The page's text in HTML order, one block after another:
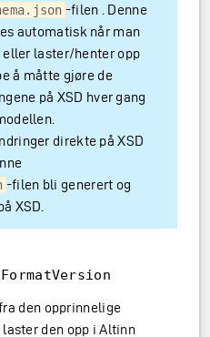
-filen . Denne
automatisk når man
eller laster/henter opp
å måtte gjøre de
på XSD hver gang
direkte på XSD
-filen bli generert og
XSD.
den opprinnelige
den opp i Altinn